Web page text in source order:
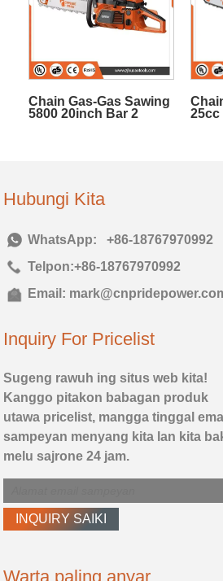
Chain Gas-Gas Sawing
5800 20inch Bar 2
25cc
Hubungi Kita
Telp:+86-18767970992
Telpon:+86-18767970992
Email:
Inquiry For Pricelist
Sugeng rawuh ing situs web kita!
Kanggo pitakon babagan produk
utawa pricelist, mangga tinggal
sampeyan menyang kita lan kita
melu sajrone 24 jam.
Warta paling anyar